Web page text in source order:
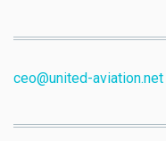
ceo@united-aviation.net